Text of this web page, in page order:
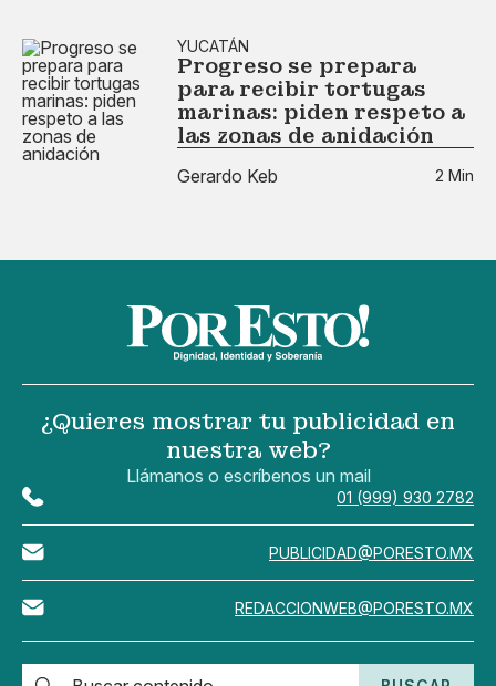
YUCATÁN
Progreso se prepara
para recibir tortugas
marinas: piden respeto a
las zonas de anidación
Gerardo Keb 2 Min
¿Quieres mostrar tu publicidad en
nuestra web?
Llámanos o escríbenos un mail
01 (999) 930 2782
PUBLICIDAD@PORESTO.MX
REDACCIONWEB@PORESTO.MX